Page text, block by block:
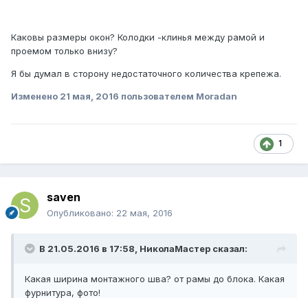
Каковы размеры окон? Колодки -клинья между рамой и
проемом только внизу?
Я бы думал в сторону недостаточного количества крепежа.
Изменено 21 мая, 2016 пользователем Moradan
1
saven
Опубликовано: 22 мая, 2016
В 21.05.2016 в 17:58, НиколаМастер сказал:
Какая ширина монтажного шва? от рамы до блока. Какая
фурнитура, фото!